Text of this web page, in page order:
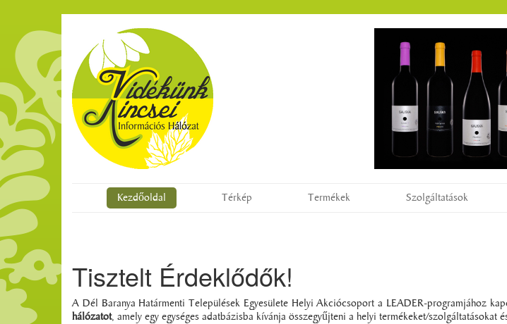
Kezdőoldal Térkép Termékek Szolgáltatások
Tisztelt Érdeklődők!
A Dél Baranya Határmenti Települések Egyesülete Helyi Akciócsoport a LEADER-programjához
hálózatot, amely egy egységes adatbázisba kívánja összegyűjteni a helyi termékeket/szolgáltatásokat